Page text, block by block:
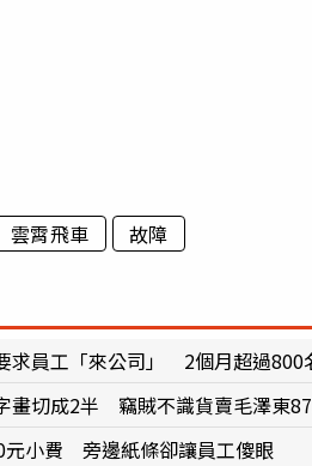
雲霄飛車 故障
求員工「來公司」 2個月超過800
畫切成2半 竊賊不識貨賣毛澤東
元小費 旁邊紙條卻讓員工傻眼